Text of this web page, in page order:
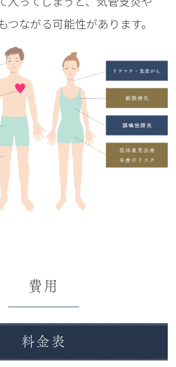
つながる可能性があります。
費用
料金表